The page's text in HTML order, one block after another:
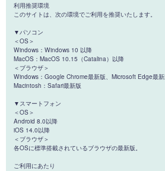
利用推奨環境
このサイトは、次の環境でご利用を推奨いたします。
▼パソコン
＜OS＞
Windows：Windows 10 以降
MacOS：MacOS 10.15（Catalina）以降
＜ブラウザ＞
Windows：Google Chrome最新版、Microsoft Edge最
Macintosh：Safari最新版
▼スマートフォン
＜OS＞
Android 8.0以降
iOS 14.0以降
＜ブラウザ＞
各OSに標準搭載されているブラウザの最新版。
ご利用にあたり